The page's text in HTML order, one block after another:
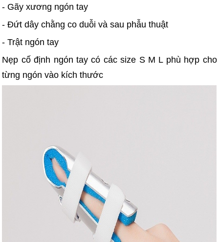
- Gãy xương ngón tay
- Đứt dây chằng co duỗi và sau phẫu thuật
- Trật ngón tay
Nẹp cố định ngón tay có các size S M L phù hợp cho
từng ngón vào kích thước